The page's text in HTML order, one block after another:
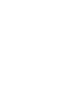
Лідером у
та
комплекс